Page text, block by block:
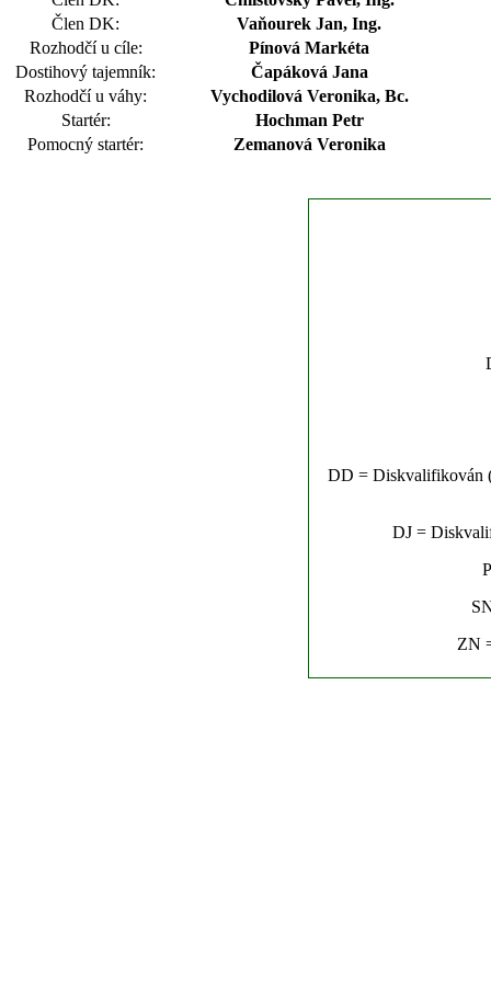
Člen DK:
Vaňourek Jan, Ing.
Rozhodčí u cíle:
Pínová Markéta
Dostihový tajemník:
Čapáková Jana
Rozhodčí u váhy:
Vychodilová Veronika, Bc.
Startér:
Hochman Petr
Pomocný startér:
Zemanová Veronika
DD = Diskvalifikován
DJ =
ZN